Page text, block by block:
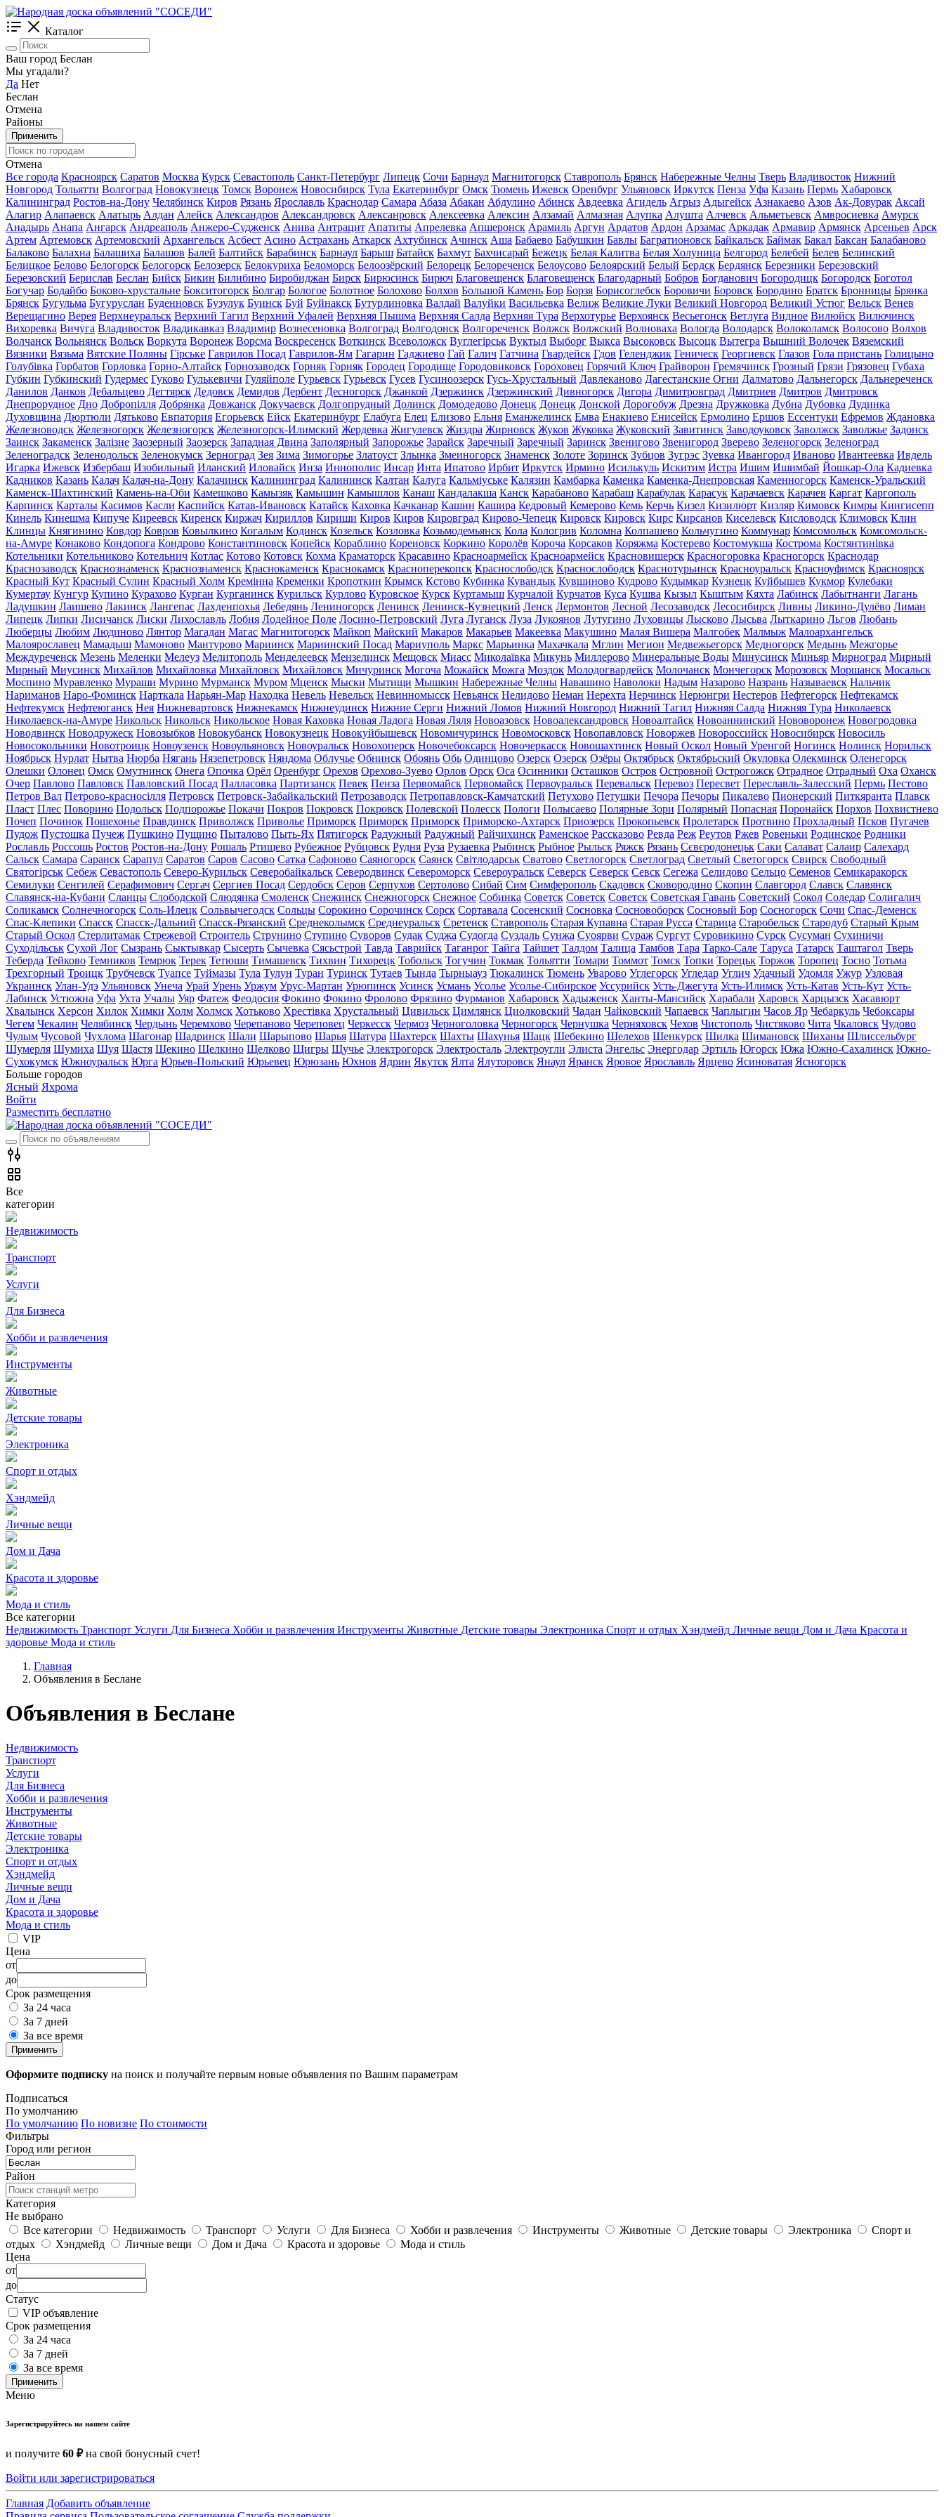
Каталог
Ваш город Беслан
Мы угадали?
Да Нет
Беслан
Отмена
Районы
Применить
Отмена
Все города Красноярск Саратов Москва Курск Севастополь Санкт-Петербург Липецк Сочи Барнаул Магнитогорск Ставрополь Брянск Набережные Челны Тверь Владивосток Нижний
Новгород Тольятти Волгоград Новокузнецк Томск Воронеж Новосибирск Тула Екатеринбург Омск Тюмень Ижевск Оренбург Ульяновск Иркутск Пенза Уфа Казань Пермь Хабаровск
Калининград Ростов-на-Дону Челябинск Киров Рязань Ярославль Краснодар Самара Абаза Абакан Абдулино Абинск Авдеевка Агидель Агрыз Адыгейск Азнакаево Азов Ак-Довурак Аксай
Алагир Алапаевск Алатырь Алдан Алейск Александров Александровск Алексанровск Алексеевка Алексин Алзамай Алмазная Алупка Алушта Алчевск Альметьевск Амвросиевка Амурск
Анадырь Анапа Ангарск Андреаполь Анжеро-Судженск Анива Антрацит Апатиты Апрелевка Апшеронск Арамиль Аргун Ардатов Ардон Арзамас Аркадак Армавир Армянск Арсеньев Арск
Артем Артемовск Артемовский Архангельск Асбест Асино Астрахань Аткарск Ахтубинск Ачинск Аша Бабаево Бабушкин Бавлы Багратионовск Байкальск Баймак Бакал Баксан Балабаново
Балаково Балахна Балашиха Балашов Балей Балтийск Барабинск Барнаул Барыш Батайск Бахмут Бахчисарай Бежецк Белая Калитва Белая Холуница Белгород Белебей Белев Белинский
Белицкое Белово Белогорск Белогорск Белозерск Белокуриха Беломорск Белоозёрский Белорецк Белореченск Белоусово Белоярский Белый Бердск Бердянск Березники Березовский
Березовский Берислав Беслан Бийск Бикин Билибино Биробиджан Бирск Бирюсинск Бирюч Благовещенск Благовещенск Благодарный Бобров Богданович Богородицк Богородск Боготол
Богучар Бодайбо Боково-хрустальне Бокситогорск Болгар Бологое Болотное Болохово Болхов Большой Камень Бор Борзя Борисоглебск Боровичи Боровск Бородино Братск Бронницы Брянка
Брянск Бугульма Бугуруслан Буденновск Бузулук Буинск Буй Буйнакск Бутурлиновка Валдай Валуйки Васильевка Велиж Великие Луки Великий Новгород Великий Устюг Вельск Венев
Верещагино Верея Верхнеуральск Верхний Тагил Верхний Уфалей Верхняя Пышма Верхняя Салда Верхняя Тура Верхотурье Верхоянск Весьегонск Ветлуга Видное Вилюйск Вилючинск
Вихоревка Вичуга Владивосток Владикавказ Владимир Вознесеновка Волгоград Волгодонск Волгореченск Волжск Волжский Волноваха Вологда Володарск Волоколамск Волосово Волхов
Волчанск Вольнянск Вольск Воркута Воронеж Ворсма Воскресенск Воткинск Всеволожск Вуглегірськ Вуктыл Выборг Выкса Высоковск Высоцк Вытегра Вышний Волочек Вяземский
Вязники Вязьма Вятские Поляны Гірське Гаврилов Посад Гаврилов-Ям Гагарин Гаджиево Гай Галич Гатчина Гвардейск Гдов Геленджик Геническ Георгиевск Глазов Гола пристань Голицыно
Голубівка Горбатов Горловка Горно-Алтайск Горнозаводск Горняк Горняк Городец Городище Городовиковск Гороховец Горячий Ключ Грайворон Гремячинск Грозный Грязи Грязовец Губаха
Губкин Губкинский Гудермес Гуково Гулькевичи Гуляйполе Гурьевск Гурьевск Гусев Гусиноозерск Гусь-Хрустальный Давлеканово Дагестанские Огни Далматово Дальнегорск Дальнереченск
Данилов Данков Дебальцево Дегтярск Дедовск Демидов Дербент Десногорск Джанкой Дзержинск Дзержинский Дивногорск Дигора Димитровград Дмитриев Дмитров Дмитровск
Днепрорудное Дно Добропілля Добрянка Довжанск Докучаевск Долгопрудный Долинск Домодедово Донецк Донецк Донской Дорогобуж Дрезна Дружковка Дубна Дубовка Дудинка
Духовщина Дюртюли Дятьково Евпатория Егорьевск Ейск Екатеринбург Елабуга Елец Елизово Ельня Еманжелинск Емва Енакиево Енисейск Ермолино Ершов Ессентуки Ефремов Ждановка
Железноводск Железногорск Железногорск Железногорск-Илимский Жердевка Жигулевск Жиздра Жирновск Жуков Жуковка Жуковский Завитинск Заводоуковск Заволжск Заволжье Задонск
Заинск Закаменск Залізне Заозерный Заозерск Западная Двина Заполярный Запорожье Зарайск Заречный Заречный Заринск Звенигово Звенигород Зверево Зеленогорск Зеленоград
Зеленоградск Зеленодольск Зеленокумск Зерноград Зея Зима Зимогорье Златоуст Злынка Змеиногорск Знаменск Золоте Зоринск Зубцов Зугрэс Зуевка Ивангород Иваново Ивантеевка Ивдель
Игарка Ижевск Избербаш Изобильный Иланский Иловайск Инза Иннополис Инсар Инта Ипатово Ирбит Иркутск Ирмино Исилькуль Искитим Истра Ишим Ишимбай Йошкар-Ола Кадиевка
Кадников Казань Калач Калач-на-Дону Калачинск Калининград Калининск Калтан Калуга Кальміуське Калязин Камбарка Каменка Каменка-Днепровская Каменногорск Каменск-Уральский
Каменск-Шахтинский Камень-на-Оби Камешково Камызяк Камышин Камышлов Канаш Кандалакша Канск Карабаново Карабаш Карабулак Карасук Карачаевск Карачев Каргат Каргополь
Карпинск Карталы Касимов Касли Каспийск Катав-Ивановск Катайск Каховка Качканар Кашин Кашира Кедровый Кемерово Кемь Керчь Кизел Кизилюрт Кизляр Кимовск Кимры Кингисепп
Кинель Кинешма Кипуче Киреевск Киренск Киржач Кириллов Кириши Киров Киров Кировград Кирово-Чепецк Кировск Кировск Кирс Кирсанов Киселевск Кисловодск Климовск Клин
Клинцы Княгинино Ковдор Ковров Ковылкино Когалым Кодинск Козельск Козловка Козьмодемьянск Кола Кологрив Коломна Колпашево Кольчугино Коммунар Комсомольск Комсомольск-
на-Амуре Конаково Кондопога Кондрово Константиновск Копейск Кораблино Кореновск Коркино Королёв Короча Корсаков Коряжма Костерево Костомукша Кострома Костянтинівка
Котельники Котельниково Котельнич Котлас Котово Котовск Кохма Краматорск Красавино Красноармейск Красноармейск Красновишерск Красногоровка Красногорск Краснодар
Краснозаводск Краснознаменск Краснознаменск Краснокаменск Краснокамск Красноперекопск Краснослободск Краснослободск Краснотурьинск Красноуральск Красноуфимск Красноярск
Красный Кут Красный Сулин Красный Холм Кремінна Кременки Кропоткин Крымск Кстово Кубинка Кувандык Кувшиново Кудрово Кудымкар Кузнецк Куйбышев Кукмор Кулебаки
Кумертау Кунгур Купино Курахово Курган Курганинск Курильск Курлово Куровское Курск Куртамыш Курчалой Курчатов Куса Кушва Кызыл Кыштым Кяхта Лабинск Лабытнанги Лагань
Ладушкин Лаишево Лакинск Лангепас Лахденпохья Лебедянь Лениногорск Ленинск Ленинск-Кузнецкий Ленск Лермонтов Лесной Лесозаводск Лесосибирск Ливны Ликино-Дулёво Лиман
Липецк Липки Лисичанск Лиски Лихославль Лобня Лодейное Поле Лосино-Петровский Луга Луганск Луза Лукоянов Лутугино Луховицы Лысково Лысьва Лыткарино Льгов Любань
Люберцы Любим Людиново Лянтор Магадан Магас Магнитогорск Майкоп Майский Макаров Макарьев Макеевка Макушино Малая Вишера Малгобек Малмыж Малоархангельск
Малоярославец Мамадыш Мамоново Мантурово Мариинск Мариинский Посад Мариуполь Маркс Марьинка Махачкала Мглин Мегион Медвежьегорск Медногорск Медынь Межгорье
Междуреченск Мезень Меленки Мелеуз Мелитополь Менделеевск Мензелинск Мещовск Миасс Миколаївка Микунь Миллерово Минеральные Воды Минусинск Миньяр Мирноград Мирный
Мирный Миусинск Михайлов Михайловка Михайловск Михайловск Мичуринск Могоча Можайск Можга Моздок Молодогвардейск Молочанск Мончегорск Морозовск Моршанск Мосальск
Моспино Муравленко Мураши Мурино Мурманск Муром Мценск Мыски Мытищи Мышкин Набережные Челны Навашино Наволоки Надым Назарово Назрань Называевск Нальчик
Нариманов Наро-Фоминск Нарткала Нарьян-Мар Находка Невель Невельск Невинномысск Невьянск Нелидово Неман Нерехта Нерчинск Нерюнгри Нестеров Нефтегорск Нефтекамск
Нефтекумск Нефтеюганск Нея Нижневартовск Нижнекамск Нижнеудинск Нижние Серги Нижний Ломов Нижний Новгород Нижний Тагил Нижняя Салда Нижняя Тура Николаевск
Николаевск-на-Амуре Никольск Никольск Никольское Новая Каховка Новая Ладога Новая Ляля Новоазовск Новоалександровск Новоалтайск Новоаннинский Нововоронеж Новогродовка
Новодвинск Новодружеск Новозыбков Новокубанск Новокузнецк Новокуйбышевск Новомичуринск Новомосковск Новопавловск Новоржев Новороссийск Новосибирск Новосиль
Новосокольники Новотроицк Новоузенск Новоульяновск Новоуральск Новохоперск Новочебоксарск Новочеркасск Новошахтинск Новый Оскол Новый Уренгой Ногинск Нолинск Норильск
Ноябрьск Нурлат Нытва Нюрба Нягань Нязепетровск Няндома Облучье Обнинск Обоянь Обь Одинцово Озерск Озерск Озёры Октябрьск Октябрьский Окуловка Олекминск Оленегорск
Олешки Олонец Омск Омутнинск Онега Опочка Орёл Оренбург Орехов Орехово-Зуево Орлов Орск Оса Осинники Осташков Остров Островной Острогожск Отрадное Отрадный Оха Оханск
Очер Павлово Павловск Павловский Посад Палласовка Партизанск Певек Пенза Первомайск Первомайск Первоуральск Перевальск Перевоз Пересвет Переславль-Залесский Пермь Пестово
Петров Вал Петрово-красносілля Петровск Петровск-Забайкальский Петрозаводск Петропавловск-Камчатский Петухово Петушки Печора Печоры Пикалево Пионерский Питкяранта Плавск
Пласт Плес Поворино Подольск Подпорожье Покачи Покров Покровск Покровск Полевской Полесск Пологи Полысаево Полярные Зори Полярный Попасная Поронайск Порхов Похвистнево
Почеп Починок Пошехонье Правдинск Приволжск Приволье Приморск Приморск Приморск Приморско-Ахтарск Приозерск Прокопьевск Пролетарск Протвино Прохладный Псков Пугачев
Пудож Пустошка Пучеж Пушкино Пущино Пыталово Пыть-Ях Пятигорск Радужный Радужный Райчихинск Раменское Рассказово Ревда Реж Реутов Ржев Ровеньки Родинское Родники
Рославль Россошь Ростов Ростов-на-Дону Рошаль Ртищево Рубежное Рубцовск Рудня Руза Рузаевка Рыбинск Рыбное Рыльск Ряжск Рязань Сєвєродонецьк Саки Салават Салаир Салехард
Сальск Самара Саранск Сарапул Саратов Саров Сасово Сатка Сафоново Саяногорск Саянск Світлодарськ Сватово Светлогорск Светлоград Светлый Светогорск Свирск Свободный
Святогірськ Себеж Севастополь Северо-Курильск Северобайкальск Северодвинск Североморск Североуральск Северск Северск Севск Сегежа Селидово Сельцо Семенов Семикаракорск
Семилуки Сенгилей Серафимович Сергач Сергиев Посад Сердобск Серов Серпухов Сертолово Сибай Сим Симферополь Скадовск Сковородино Скопин Славгород Славск Славянск
Славянск-на-Кубани Сланцы Слободской Слюдянка Смоленск Снежинск Снежногорск Снежное Собинка Советск Советск Советск Советская Гавань Советский Сокол Соледар Солигалич
Соликамск Солнечногорск Соль-Илецк Сольвычегодск Сольцы Сорокино Сорочинск Сорск Сортавала Сосенский Сосновка Сосновоборск Сосновый Бор Сосногорск Сочи Спас-Деменск
Спас-Клепики Спасск Спасск-Дальний Спасск-Рязанский Среднеколымск Среднеуральск Сретенск Ставрополь Старая Купавна Старая Русса Старица Старобельск Стародуб Старый Крым
Старый Оскол Стерлитамак Стрежевой Строитель Струнино Ступино Суворов Судак Суджа Судогда Суздаль Сунжа Суоярви Сураж Сургут Суровикино Сурск Сусуман Сухиничи
Суходільськ Сухой Лог Сызрань Сыктывкар Сысерть Сычевка Сясьстрой Тавда Таврийск Таганрог Тайга Тайшет Талдом Талица Тамбов Тара Тарко-Сале Таруса Татарск Таштагол Тверь
Теберда Тейково Темников Темрюк Терек Тетюши Тимашевск Тихвин Тихорецк Тобольск Тогучин Токмак Тольятти Томари Томмот Томск Топки Торецьк Торжок Торопец Тосно Тотьма
Трехгорный Троицк Трубчевск Туапсе Туймазы Тула Тулун Туран Туринск Тутаев Тында Тырныауз Тюкалинск Тюмень Уварово Углегорск Угледар Углич Удачный Удомля Ужур Узловая
Украинск Улан-Удэ Ульяновск Унеча Урай Урень Уржум Урус-Мартан Урюпинск Усинск Усмань Усолье Усолье-Сибирское Уссурийск Усть-Джегута Усть-Илимск Усть-Катав Усть-Кут Усть-
Лабинск Устюжна Уфа Ухта Учалы Уяр Фатеж Феодосия Фокино Фокино Фролово Фрязино Фурманов Хабаровск Хадыженск Ханты-Мансийск Харабали Харовск Харцызск Хасавюрт
Хвалынск Херсон Хилок Химки Холм Холмск Хотьково Хрестівка Хрустальный Цивильск Цимлянск Циолковский Чадан Чайковский Чапаевск Чаплыгин Часов Яр Чебаркуль Чебоксары
Чегем Чекалин Челябинск Чердынь Черемхово Черепаново Череповец Черкесск Чермоз Черноголовка Черногорск Чернушка Черняховск Чехов Чистополь Чистяково Чита Чкаловск Чудово
Чулым Чусовой Чухлома Шагонар Шадринск Шали Шарыпово Шарья Шатура Шахтерск Шахты Шахунья Шацк Шебекино Шелехов Шенкурск Шилка Шимановск Шиханы Шлиссельбург
Шумерля Шумиха Шуя Щастя Щекино Щелкино Щелково Щигры Щучье Электрогорск Электросталь Электроугли Элиста Энгельс Энергодар Эртиль Югорск Южа Южно-Сахалинск Южно-
Сухокумск Южноуральск Юрга Юрьев-Польский Юрьевец Юрюзань Юхнов Ядрин Якутск Ялта Ялуторовск Янаул Яранск Яровое Ярославль Ярцево Ясиноватая Ясногорск
Больше городов
Ясный Яхрома
Войти
Разместить бесплатно
Все
категории
Недвижимость
Транспорт
Услуги
Для Бизнеса
Хобби и развлечения
Инструменты
Животные
Детские товары
Электроника
Спорт и отдых
Хэндмейд
Личные вещи
Дом и Дача
Красота и здоровье
Мода и стиль
Все категории
Недвижимость Транспорт Услуги Для Бизнеса Хобби и развлечения Инструменты Животные Детские товары Электроника Спорт и отдых Хэндмейд Личные вещи Дом и Дача Красота и
здоровье Мода и стиль
Главная
Объявления в Беслане
Объявления в Беслане
Недвижимость
Транспорт
Услуги
Для Бизнеса
Хобби и развлечения
Инструменты
Животные
Детские товары
Электроника
Спорт и отдых
Хэндмейд
Личные вещи
Дом и Дача
Красота и здоровье
Мода и стиль
VIP
Цена
от
до
Срок размещения
За 24 часа
За 7 дней
За все время
Применить
Оформите подписку на поиск и получайте первым новые объявления по Вашим параметрам
Подписаться
По умолчанию
По умолчанию По новизне По стоимости
Фильтры
Город или регион
Район
Категория
Не выбрано
Все категории
Недвижимость Транспорт Услуги Для Бизнеса Хобби и развлечения Инструменты Животные Детские товары Электроника
Спорт и
отдых
Хэндмейд Личные вещи Дом и Дача Красота и здоровье
Мода и стиль
Цена
от
до
Статус
VIP объявление
Срок размещения
За 24 часа
За 7 дней
За все время
Применить
Меню
Зарегистрируйтесь на нашем сайте
и получите 60 ₽на свой бонусный счет!
Войти или зарегистрироваться
Главная Добавить объявление